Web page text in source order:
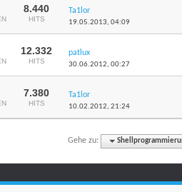
8.440
HITS
Ta1lor
19.05.2013,04:09
12.332
HITS
patlux
30.06.2012,00:27
7.380
HITS
Ta1lor
10.02.2012,21:24
Gehe zu: